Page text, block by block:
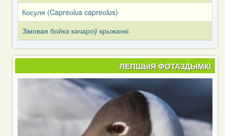
Косуля (Capreоlus capreоlus)
Зімовая бойка качароў крыжанкі
ЛЕПШЫЯ ФОТАЗДЫМКІ